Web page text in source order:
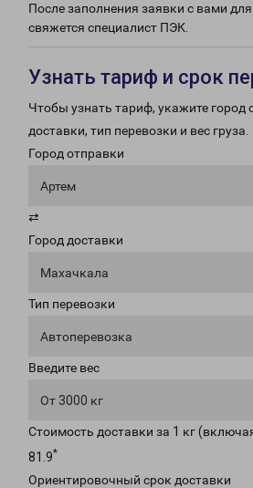
После заполнения заявки с вами
свяжется специалист ПЭК.
Узнать тариф и срок
Чтобы узнать тариф, укажите город
доставки, тип перевозки и вес груза.
Город отправки
Артем
⇄
Город доставки
Махачкала
Тип перевозки
Автоперевозка
Введите вес
От 3000 кг
Стоимость доставки за 1 кг
81.9*
Ориентировочный срок доставки